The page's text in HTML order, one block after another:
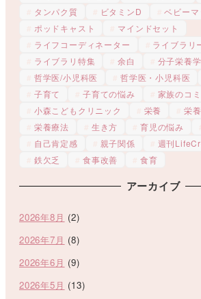
タンパク質
ビタミンD
ベビー
ポッドキャスト
マインドセット
ライフコーディネーター
ライブラリ
ライブラリ特集
余白
分子栄養学
哲学医/小児科医
哲学医・小児科医
子育て
子育ての悩み
家族のコ
小森こどもクリニック
栄養
栄
栄養療法
生き方 育児の悩み
自己肯定感
親子関係
週刊
鉄欠乏
食事改善 食育
アーカイブ
2026年8月 (2)
2026年7月 (8)
2026年6月 (9)
2026年5月 (13)